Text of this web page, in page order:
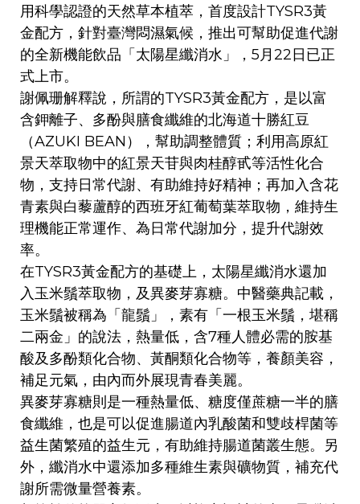
用科學認證的天然草本植萃，首度設計TYSR3黃
金配方，針對臺灣悶濕氣候，推出可幫助促進代謝
的全新機能飲品「太陽星纖消水」，5月22日已正
式上市。
謝佩珊解釋說，所謂的TYSR3黃金配方，是以富
含鉀離子、多酚與膳食纖維的北海道十勝紅豆
（AZUKI BEAN），幫助調整體質；利用高原紅
景天萃取物中的紅景天苷與肉桂醇甙等活性化合
物，支持日常代謝、有助維持好精神；再加入含花
青素與白藜蘆醇的西班牙紅葡萄葉萃取物，維持生
理機能正常運作、為日常代謝加分，提升代謝效
率。
在TYSR3黃金配方的基礎上，太陽星纖消水還加
入玉米鬚萃取物，及異麥芽寡糖。中醫藥典記載，
玉米鬚被稱為「龍鬚」，素有「一根玉米鬚，堪稱
二兩金」的說法，熱量低，含7種人體必需的胺基
酸及多酚類化合物、黃酮類化合物等，養顏美容，
補足元氣，由內而外展現青春美麗。
異麥芽寡糖則是一種熱量低、糖度僅蔗糖一半的膳
食纖維，也是可以促進腸道內乳酸菌和雙歧桿菌等
益生菌繁殖的益生元，有助維持腸道菌叢生態。另
外，纖消水中還添加多種維生素與礦物質，補充代
謝所需微量營養素。